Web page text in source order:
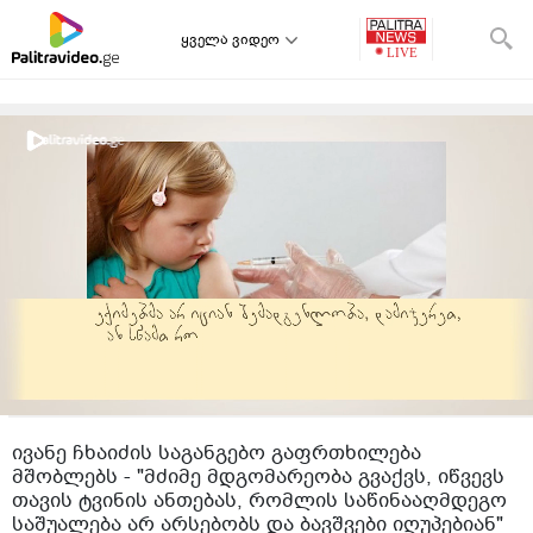
ყველა ვიდეო
ივანე ჩხაიძის საგანგებო გაფრთხილება
მშობლებს - "მძიმე მდგომარეობა გვაქვს, იწვევს
თავის ტვინის ანთებას, რომლის საწინააღმდეგო
საშუალება არ არსებობს და ბავშვები იღუპებიან"